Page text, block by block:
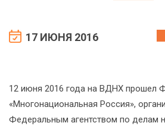
17 ИЮНЯ 2016
12 июня 2016 года на ВДНХ прошел
«Многонациональная Россия»,
Федеральным агентством по делам